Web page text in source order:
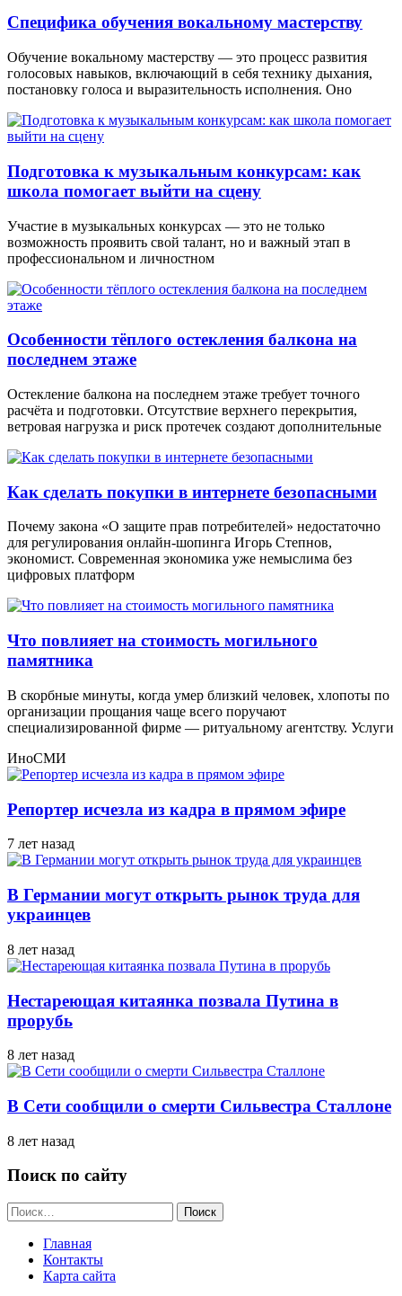
Специфика обучения вокальному мастерству
Обучение вокальному мастерству — это процесс развития
голосовых навыков, включающий в себя технику дыхания,
постановку голоса и выразительность исполнения. Оно
Подготовка к музыкальным конкурсам: как
школа помогает выйти на сцену
Участие в музыкальных конкурсах — это не только
возможность проявить свой талант, но и важный этап в
профессиональном и личностном
Особенности тёплого остекления балкона на
последнем этаже
Остекление балкона на последнем этаже требует точного
расчёта и подготовки. Отсутствие верхнего перекрытия,
ветровая нагрузка и риск протечек создают дополнительные
Как сделать покупки в интернете безопасными
Почему закона «О защите прав потребителей» недостаточно
для регулирования онлайн-шопинга Игорь Степнов,
экономист. Современная экономика уже немыслима без
цифровых платформ
Что повлияет на стоимость могильного
памятника
В скорбные минуты, когда умер близкий человек, хлопоты по
организации прощания чаще всего поручают
специализированной фирме — ритуальному агентству. Услуги
ИноСМИ
Репортер исчезла из кадра в прямом эфире
7 лет назад
В Германии могут открыть рынок труда для
украинцев
8 лет назад
Нестареющая китаянка позвала Путина в
прорубь
8 лет назад
В Сети сообщили о смерти Сильвестра Сталлоне
8 лет назад
Поиск по сайту
Найти:
Главная
Контакты
Карта сайта